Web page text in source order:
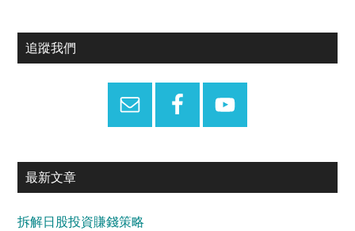
Primary
追蹤我們
最新文章
拆解日股投資賺錢策略